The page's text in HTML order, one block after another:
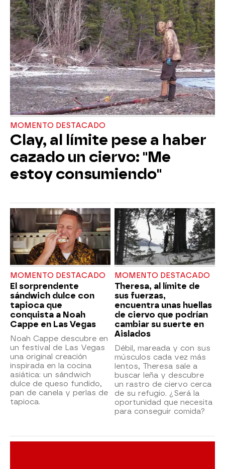
MOMENTO DESTACADO
Clay, al límite pese a haber
cazado un ciervo: "Me
estoy consumiendo"
MOMENTO DESTACADO
El sorprendente
sándwich dulce con
tapioca que
conquista a Noah
Cappe en Las Vegas
Noah Cappe descubre en
un festival de Las Vegas
una original creación
inspirada en la cocina
asiática: un sándwich
dulce de queso fundido,
pan de canela y perlas de
tapioca.
MOMENTO DESTACADO
Theresa, al límite de
sus fuerzas,
encuentra unas huellas
de ciervo que podrían
cambiar su suerte en
Aislados
Débil, mareada y con sus
músculos cada vez más
lentos, Theresa sale a
buscar leña y descubre
un rastro de ciervo cerca
de su refugio. ¿Será la
oportunidad que necesita
para conseguir comida?